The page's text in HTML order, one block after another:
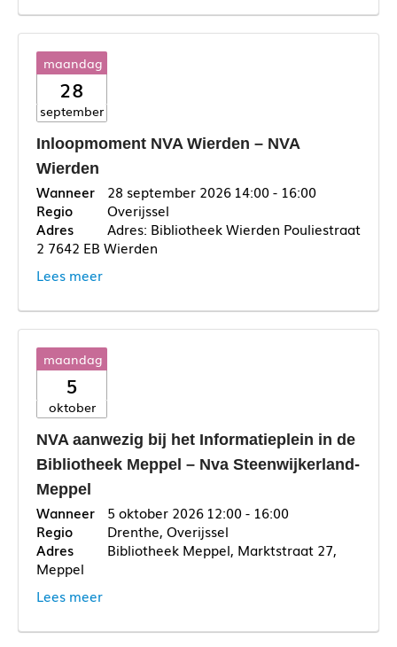
maandag
28
september
Inloopmoment NVA Wierden – NVA
Wierden
28 september 2026 14:00 - 16:00
Overijssel
Adres: Bibliotheek Wierden Pouliestraat
2 7642 EB Wierden
Lees meer
maandag
5
oktober
NVA aanwezig bij het Informatieplein in de
Bibliotheek Meppel – Nva Steenwijkerland-
Meppel
5 oktober 2026 12:00 - 16:00
Drenthe, Overijssel
Bibliotheek Meppel, Marktstraat 27,
Meppel
Lees meer